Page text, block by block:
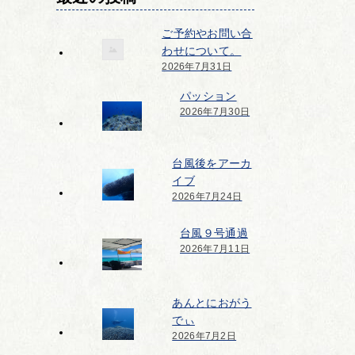
ご予約やお問い合
わせについて。
2026年7月31日
パッション
2026年7月30日
台風後をアーカ
イブ
2026年7月24日
台風９号通過
2026年7月11日
あんとにおがう
でぃ
2026年7月2日